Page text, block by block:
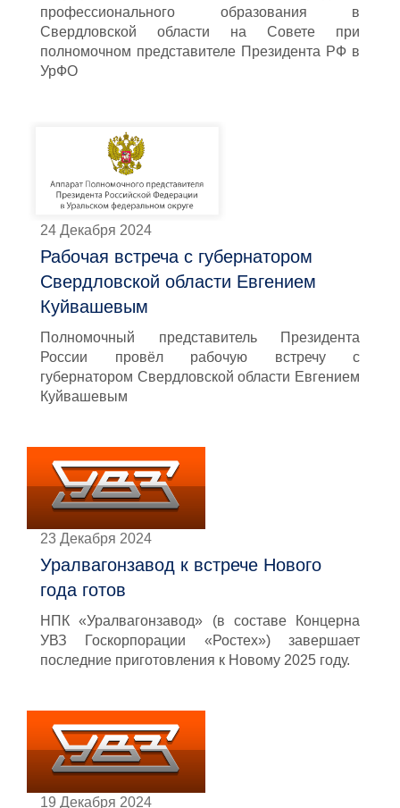
профессионального образования в
Свердловской области на Совете при
полномочном представителе Президента РФ в
УрФО
24 Декабря 2024
Рабочая встреча с губернатором
Свердловской области Евгением
Куйвашевым
Полномочный представитель Президента
России провёл рабочую встречу с
губернатором Свердловской области Евгением
Куйвашевым
23 Декабря 2024
Уралвагонзавод к встрече Нового
года готов
НПК «Уралвагонзавод» (в составе Концерна
УВЗ Госкорпорации «Ростех») завершает
последние приготовления к Новому 2025 году.
19 Декабря 2024